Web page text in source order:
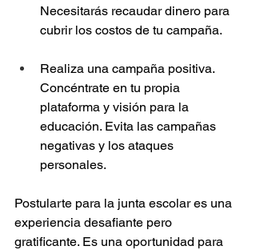
Necesitarás recaudar dinero para
cubrir los costos de tu campaña.
Realiza una campaña positiva.
Concéntrate en tu propia
plataforma y visión para la
educación. Evita las campañas
negativas y los ataques
personales.
Postularte para la junta escolar es una
experiencia desafiante pero
gratificante. Es una oportunidad para